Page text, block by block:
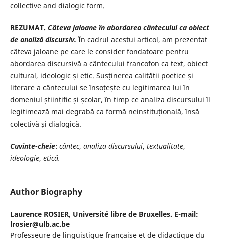
collective and dialogic form.
REZUMAT. Câteva jaloane în abordarea cânteculuica obiect
de analiză discursiv. În cadrul acestui articol, am prezentat
câteva jaloane pe care le consider fondatoare pentru
abordarea discursivă a cântecului francofon ca text, obiect
cultural, ideologic și etic. Susținerea calității poetice și
literare a cântecului se însoțește cu legitimarea lui în
domeniul științific și școlar, în timp ce analiza discursului îl
legitimează mai degrabă ca formă neinstituțională, însă
colectivă și dialogică.
Cuvinte-cheie: cântec, analiza discursului, textualitate,
ideologie, etică.
Author Biography
Laurence ROSIER, Université libre de Bruxelles. E-mail:
lrosier@ulb.ac.be
Professeure de linguistique française et de didactique du